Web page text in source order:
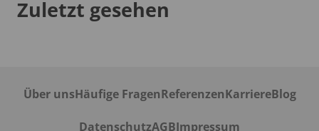
Zuletzt gesehen
Über unsHäufige FragenReferenzenKarriereBlog
DatenschutzAGBImpressum